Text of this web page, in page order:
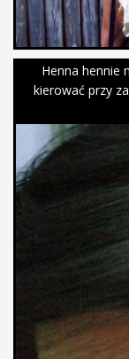
Henna hennie
kierować przy